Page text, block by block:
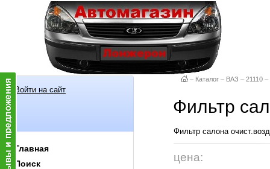
Войти на сайт
Главная
Поиск
– Каталог – ВАЗ – 21110 –
Фильтр
Фильтр салона
цена: